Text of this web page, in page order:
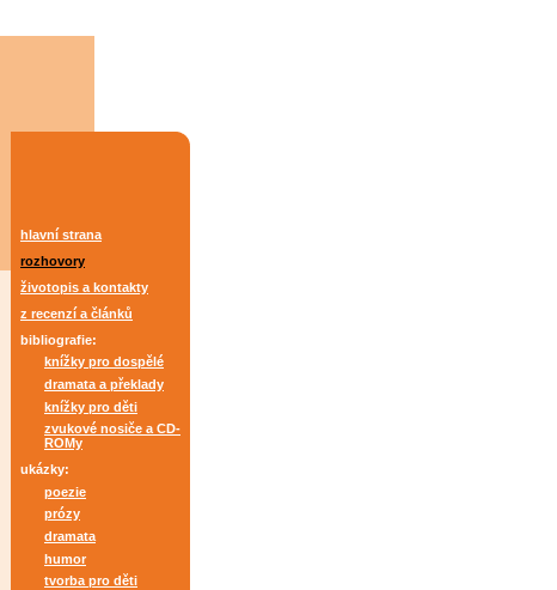
hlavní strana
rozhovory
životopis a kontakty
z recenzí a článků
bibliografie:
knížky pro dospělé
dramata a překlady
knížky pro děti
zvukové nosiče a CD-
ROMy
ukázky:
poezie
prózy
dramata
humor
tvorba pro děti